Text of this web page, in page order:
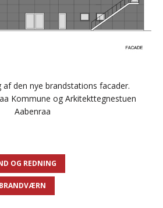
af den nye brandstations facader.
Kommune og Arkitekttegnestuen
Aabenraa
OG REDNING